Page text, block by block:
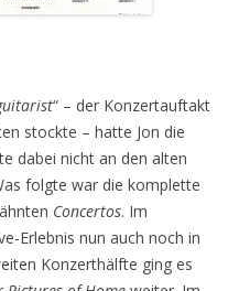
“ – der Konzertauftakt
stockte – hatte Jon die
dabei nicht an den alten
folgte war die komplette
Concertos. Im
Erlebnis nun auch noch in
Konzerthälfte ging es